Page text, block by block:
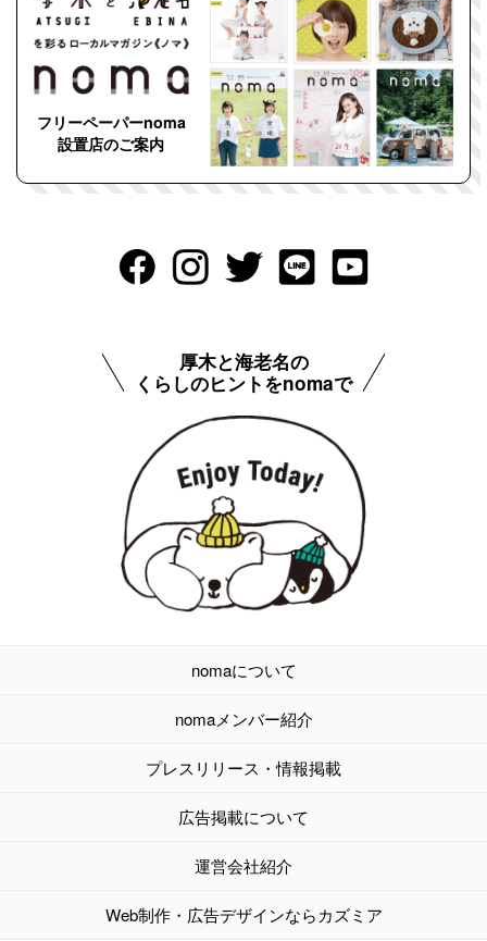
フリーペーパーnoma
設置店のご案内
厚木と海老名の
くらしのヒントをnomaで
nomaについて
nomaメンバー紹介
プレスリリース・情報掲載
広告掲載について
運営会社紹介
Web制作・広告デザインならカズミア